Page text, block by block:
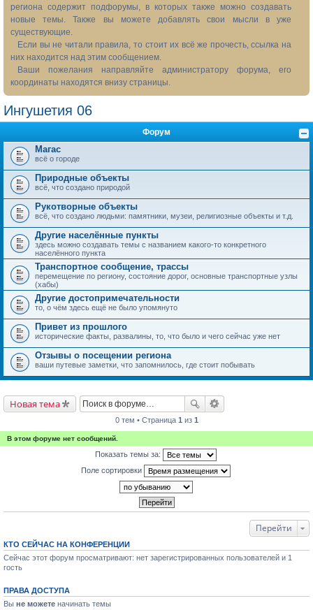
региона содержит подфорумы, в которых также можно создавать
новые темы. Также вы можете добавлять свои мысли в уже
существующие.
Если вы не читали правила, то стоит их всё же прочесть, ссылка на
них находится над этим сообщением.
Ваши пожелания направляйте администратору форума, его
координаты находятся внизу страницы.
Ингушетия 06
Форум
Магас
всё о городе
Природные объекты
всё, что создано природой
Рукотворные объекты
всё, что создано людьми: памятники, музеи, религиозные объекты и т.д.
Другие населённые пункты
здесь можно создавать темы с названием какого-то конкретного
населённого пункта
Транспортное сообщение, трассы
перемещение по региону, состояние дорог, основные транспортные узлы
(хабы)
Другие достопримечательности
то, о чём здесь ещё не было упомянуто
Привет из прошлого
исторические факты, развалины, то, что было и чего сейчас уже нет
Отзывы о посещении региона
ваши путевые заметки, что запомнилось, где стоит побывать
Новая тема
0 тем • Страница 1 из 1
В этом форуме нет сообщений.
Показать темы за:
Поле сортировки
Перейти
КТО СЕЙЧАС НА КОНФЕРЕНЦИИ
Сейчас этот форум просматривают: нет зарегистрированных пользователей и 1
гость
ПРАВА ДОСТУПА
Вы не можете начинать темы